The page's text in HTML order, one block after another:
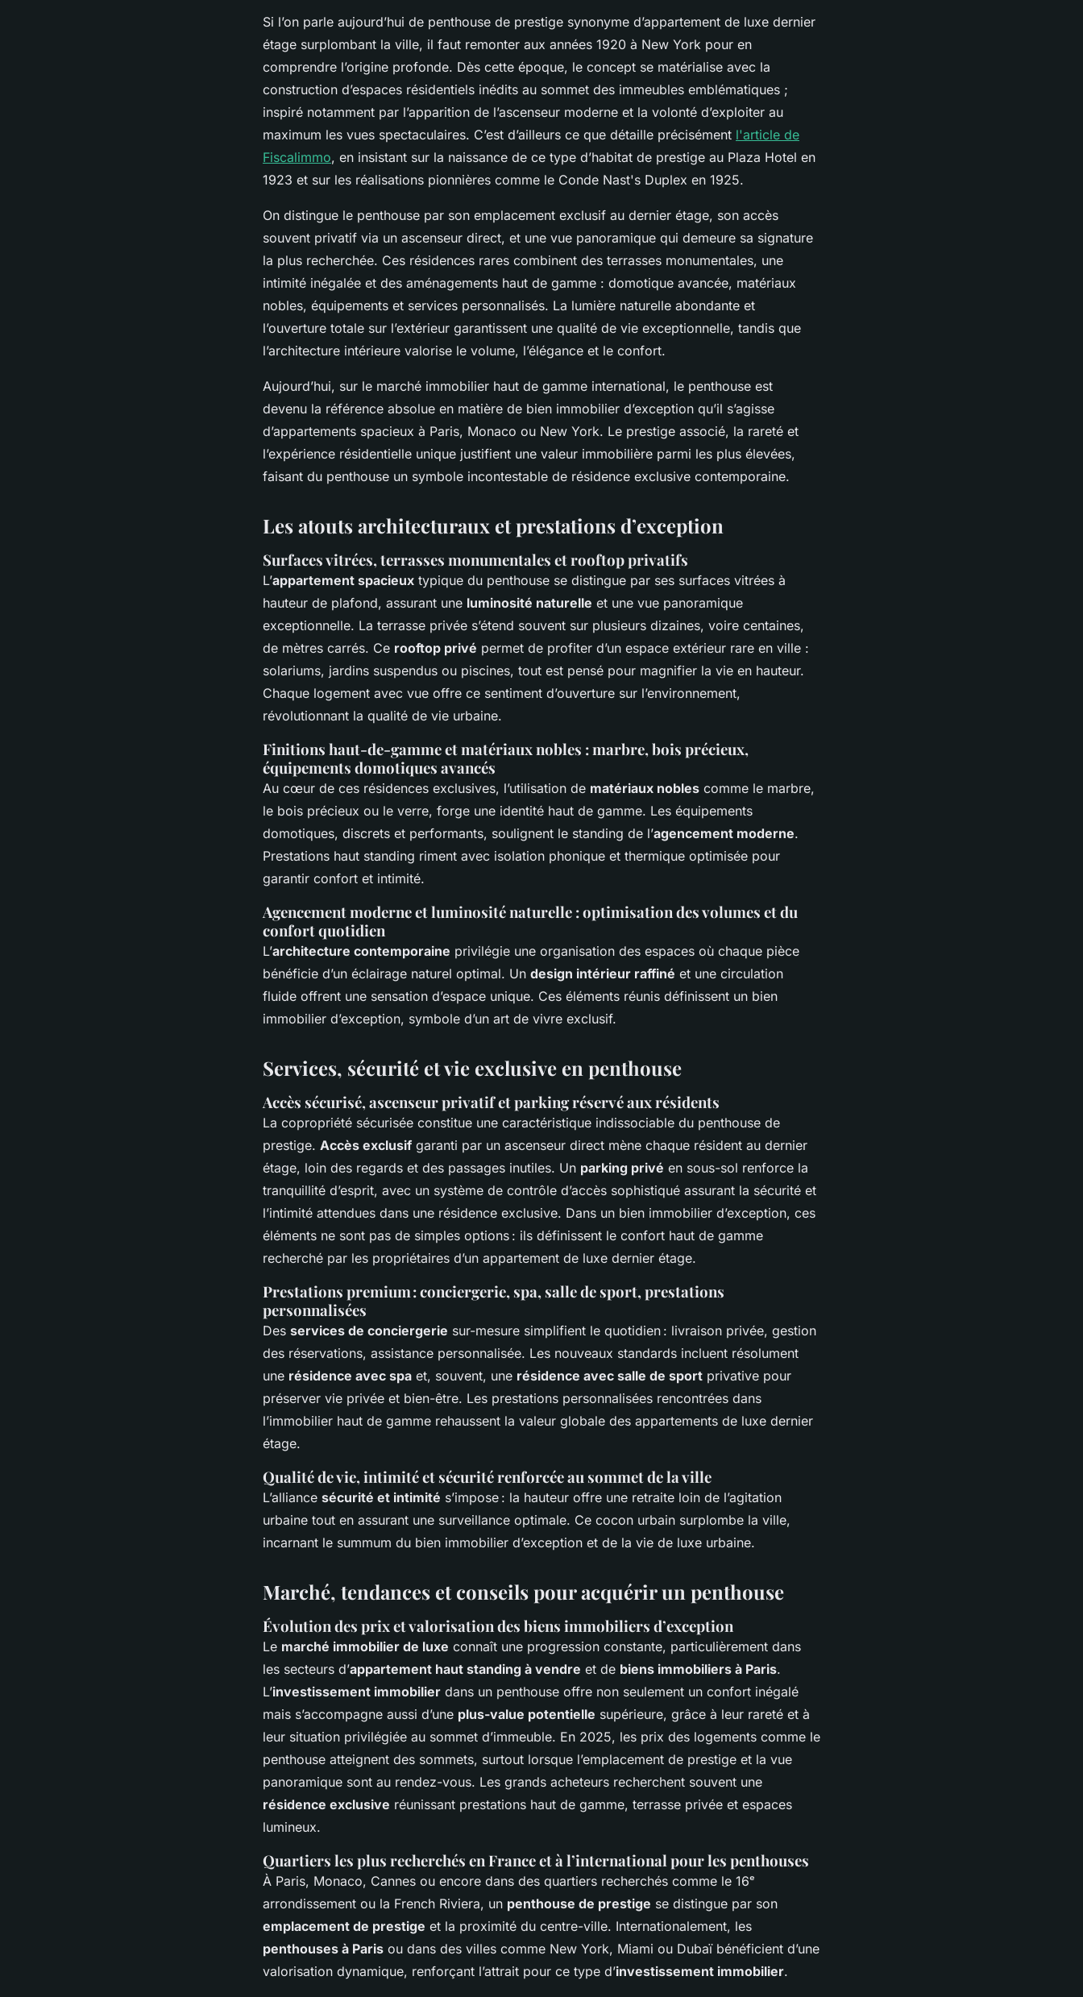
Si l’on parle aujourd’hui de penthouse de prestige synonyme d’appartement de luxe dernier
étage surplombant la ville, il faut remonter aux années 1920 à New York pour en
comprendre l’origine profonde. Dès cette époque, le concept se matérialise avec la
construction d’espaces résidentiels inédits au sommet des immeubles emblématiques ;
inspiré notamment par l’apparition de l’ascenseur moderne et la volonté d’exploiter au
maximum les vues spectaculaires. C’est d’ailleurs ce que détaille précisément l'article de
Fiscalimmo, en insistant sur la naissance de ce type d’habitat de prestige au Plaza Hotel en
1923 et sur les réalisations pionnières comme le Conde Nast's Duplex en 1925.
On distingue le penthouse par son emplacement exclusif au dernier étage, son accès
souvent privatif via un ascenseur direct, et une vue panoramique qui demeure sa signature
la plus recherchée. Ces résidences rares combinent des terrasses monumentales, une
intimité inégalée et des aménagements haut de gamme : domotique avancée, matériaux
nobles, équipements et services personnalisés. La lumière naturelle abondante et
l’ouverture totale sur l’extérieur garantissent une qualité de vie exceptionnelle, tandis que
l’architecture intérieure valorise le volume, l’élégance et le confort.
Aujourd’hui, sur le marché immobilier haut de gamme international, le penthouse est
devenu la référence absolue en matière de bien immobilier d’exception qu’il s’agisse
d’appartements spacieux à Paris, Monaco ou New York. Le prestige associé, la rareté et
l’expérience résidentielle unique justifient une valeur immobilière parmi les plus élevées,
faisant du penthouse un symbole incontestable de résidence exclusive contemporaine.
Les atouts architecturaux et prestations d’exception
Surfaces vitrées, terrasses monumentales et rooftop privatifs
L’appartement spacieux typique du penthouse se distingue par ses surfaces vitrées à
hauteur de plafond, assurant une luminosité naturelle et une vue panoramique
exceptionnelle. La terrasse privée s’étend souvent sur plusieurs dizaines, voire centaines,
de mètres carrés. Ce rooftop privé permet de profiter d’un espace extérieur rare en ville :
solariums, jardins suspendus ou piscines, tout est pensé pour magnifier la vie en hauteur.
Chaque logement avec vue offre ce sentiment d’ouverture sur l’environnement,
révolutionnant la qualité de vie urbaine.
Finitions haut-de-gamme et matériaux nobles : marbre, bois précieux,
équipements domotiques avancés
Au cœur de ces résidences exclusives, l’utilisation de matériaux nobles comme le marbre,
le bois précieux ou le verre, forge une identité haut de gamme. Les équipements
domotiques, discrets et performants, soulignent le standing de l’agencement moderne.
Prestations haut standing riment avec isolation phonique et thermique optimisée pour
garantir confort et intimité.
Agencement moderne et luminosité naturelle : optimisation des volumes et du
confort quotidien
L’architecture contemporaine privilégie une organisation des espaces où chaque pièce
bénéficie d’un éclairage naturel optimal. Un design intérieur raffiné et une circulation
fluide offrent une sensation d’espace unique. Ces éléments réunis définissent un bien
immobilier d’exception, symbole d’un art de vivre exclusif.
Services, sécurité et vie exclusive en penthouse
Accès sécurisé, ascenseur privatif et parking réservé aux résidents
La copropriété sécurisée constitue une caractéristique indissociable du penthouse de
prestige. Accès exclusif garanti par un ascenseur direct mène chaque résident au dernier
étage, loin des regards et des passages inutiles. Un parking privé en sous-sol renforce la
tranquillité d’esprit, avec un système de contrôle d’accès sophistiqué assurant la sécurité et
l’intimité attendues dans une résidence exclusive. Dans un bien immobilier d’exception, ces
éléments ne sont pas de simples options : ils définissent le confort haut de gamme
recherché par les propriétaires d’un appartement de luxe dernier étage.
Prestations premium : conciergerie, spa, salle de sport, prestations
personnalisées
Des services de conciergerie sur-mesure simplifient le quotidien : livraison privée, gestion
des réservations, assistance personnalisée. Les nouveaux standards incluent résolument
une résidence avec spa et, souvent, une résidence avec salle de sport privative pour
préserver vie privée et bien-être. Les prestations personnalisées rencontrées dans
l’immobilier haut de gamme rehaussent la valeur globale des appartements de luxe dernier
étage.
Qualité de vie, intimité et sécurité renforcée au sommet de la ville
L’alliance sécurité et intimité s’impose : la hauteur offre une retraite loin de l’agitation
urbaine tout en assurant une surveillance optimale. Ce cocon urbain surplombe la ville,
incarnant le summum du bien immobilier d’exception et de la vie de luxe urbaine.
Marché, tendances et conseils pour acquérir un penthouse
Évolution des prix et valorisation des biens immobiliers d’exception
Le marché immobilier de luxe connaît une progression constante, particulièrement dans
les secteurs d’appartement haut standing à vendre et de biens immobiliers à Paris.
L’investissement immobilier dans un penthouse offre non seulement un confort inégalé
mais s’accompagne aussi d’une plus-value potentielle supérieure, grâce à leur rareté et à
leur situation privilégiée au sommet d’immeuble. En 2025, les prix des logements comme le
penthouse atteignent des sommets, surtout lorsque l’emplacement de prestige et la vue
panoramique sont au rendez-vous. Les grands acheteurs recherchent souvent une
résidence exclusive réunissant prestations haut de gamme, terrasse privée et espaces
lumineux.
Quartiers les plus recherchés en France et à l’international pour les penthouses
À Paris, Monaco, Cannes ou encore dans des quartiers recherchés comme le 16ᵉ
arrondissement ou la French Riviera, un penthouse de prestige se distingue par son
emplacement de prestige et la proximité du centre-ville. Internationalement, les
penthouses à Paris ou dans des villes comme New York, Miami ou Dubaï bénéficient d’une
valorisation dynamique, renforçant l’attrait pour ce type d’investissement immobilier.